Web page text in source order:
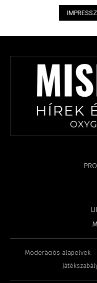
Moderációs alapelvek